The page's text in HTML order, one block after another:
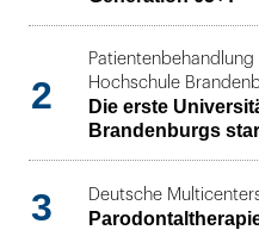
2
Hochschule
Die erste
Brandenburgs
3 Deutsche